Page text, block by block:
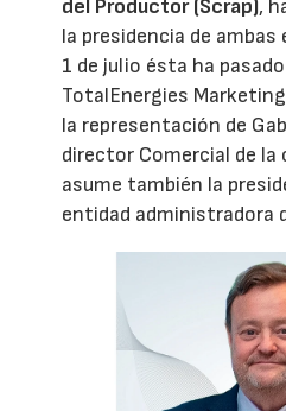
del Productor (Scrap),
la presidencia de ambas
1 de julio ésta ha
TotalEnergies Marketing
la representación de
director Comercial de la
asume también la
entidad administradora